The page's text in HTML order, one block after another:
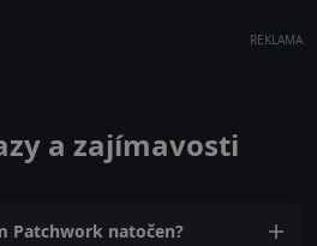
REKLAMA
a zajímavosti
Patchwork natočen?